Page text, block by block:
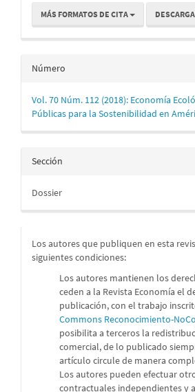
MÁS FORMATOS DE CITA
Número
Vol. 70 Núm. 112 (2018): Economía
Públicas para la Sostenibilidad en
Sección
Dossier
Los autores que publiquen en esta
siguientes condiciones:
Los autores mantienen los
ceden a la Revista Economía el
publicación, con el trabajo
Commons Reconocimiento-
posibilita a terceros la
comercial, de lo publicado
artículo circule de manera
Los autores pueden efectuar
contractuales independientes y